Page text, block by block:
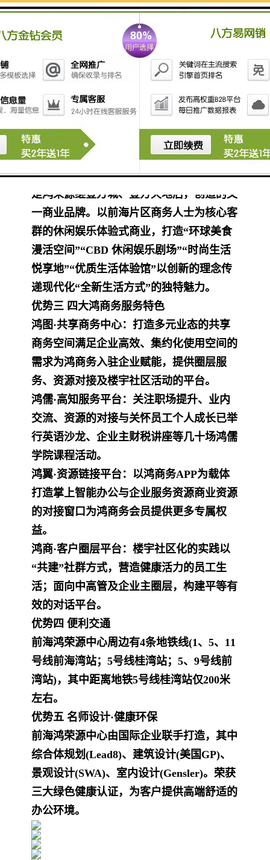
【前海鸿荣源中心核心优势】
优势一 前海首席核心综合体
前海鸿荣源中心整体建筑面积52万㎡，由超
甲级写字楼、国际奢华五星级酒店、壹方汇
高端体验式商业，以及稀缺海景公寓组成。
是目前市场上唯一集地段、产品、品牌于一
体的一线海景资产，同时在世界瞩目的前海
核心，享受国际化配套。
优势二 优质商业配套
商业规划为6万㎡定制级商业《壹方汇》，
是鸿荣源继壹方城、壹方天地后，创造的又
一商业品牌。以前海片区商务人士为核心客
群的休闲娱乐体验式商业，打造“环球美食
漫活空间”“CBD 休闲娱乐剧场”“时尚生活
悦享地”“优质生活体验馆”以创新的理念传
递现代化“全新生活方式”的独特魅力。
优势三 四大鸿商务服务特色
鸿图·共享商务中心：打造多元业态的共享
商务空间满足企业高效、集约化使用空间的
需求为鸿商务入驻企业赋能，提供圈层服
务、资源对接及楼宇社区活动的平台。
鸿儒·高知服务平台：关注职场提升、业内
交流、资源的对接与关怀员工个人成长已举
行英语沙龙、企业主财税讲座等几十场鸿儒
学院课程活动。
鸿翼·资源链接平台：以鸿商务APP为载体
打造掌上智能办公与企业服务资源商业资源
的对接窗口为鸿商务会员提供更多专属权
益。
鸿商·客户圈层平台：楼宇社区化的实践以
“共建”社群方式，营造健康活力的员工生
活；面向中高管及企业主圈层，构建平等有
效的对话平台。
优势四 便利交通
前海鸿荣源中心周边有4条地铁线(1、5、11
号线前海湾站；5号线桂湾站；5、9号线前
湾站)，其中距离地铁5号线桂湾站仅200米
左右。
优势五 名师设计·健康环保
前海鸿荣源中心由国际企业联手打造，其中
综合体规划(Lead8)、建筑设计(美国GP)、
景观设计(SWA)、室内设计(Gensler)。荣获
三大绿色健康认证，为客户提供高端舒适的
办公环境。